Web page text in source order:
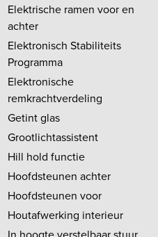
Elektrische ramen voor en
achter
Elektronisch Stabiliteits
Programma
Elektronische
remkrachtverdeling
Getint glas
Grootlichtassistent
Hill hold functie
Hoofdsteunen achter
Hoofdsteunen voor
Houtafwerking interieur